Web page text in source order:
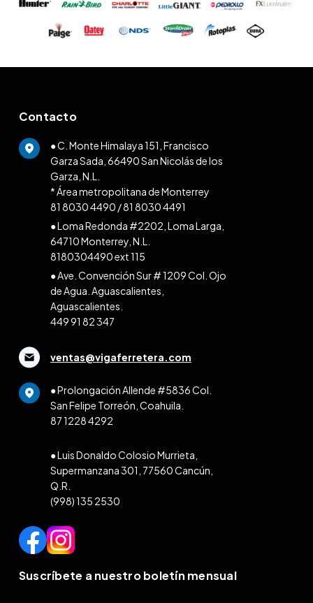
Contacto
● C. Monte Himalaya 151, Francisco
Garza Sada, 66490 San Nicolás de los
Garza, N.L.
* Área metropolitana de Monterrey
81 8030 4490 /81 8030 4491
● Loma Redonda #2202, Loma Larga,
64710 Monterrey, N.L.
8180304490 ext 115
● Ave. Convención Sur # 1209 Col. Ojo
de Agua. Aguascalientes,
Aguascalientes.
449 91 82 347
ventas@vigaferretera.com
● Prolongación Allende #5836 Col.
San Felipe Torreón, Coahuila.
87 1228 4292
● Luis Donaldo Colosio Murrieta,
Supermanzana 301, 77560 Cancún,
Q.R.
(998) 135 2530
Suscríbete a nuestro boletín mensual